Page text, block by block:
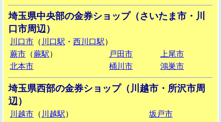
埼玉県中央部の金券ショップ（さいたま市・川
口市周辺）
川口市 （ 川口駅 ・ 西川口駅）
蕨市 （蕨駅） 戸田市
上尾市
北本市
桶川市 鴻巣市
埼玉県西部の金券ショップ（川越市・所沢市周
辺）
川越市 （ 川越駅）
坂戸市